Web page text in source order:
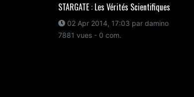
STARGATE : Les Vérités Scientifiques
02 Apr 2014, 17:03 par damino
7881 vues - 0 com.